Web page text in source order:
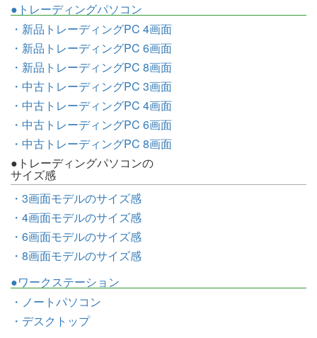
●トレーディングパソコン
・新品トレーディングPC 4画面
・新品トレーディングPC 6画面
・新品トレーディングPC 8画面
・中古トレーディングPC 3画面
・中古トレーディングPC 4画面
・中古トレーディングPC 6画面
・中古トレーディングPC 8画面
●トレーディングパソコンの
サイズ感
・3画面モデルのサイズ感
・4画面モデルのサイズ感
・6画面モデルのサイズ感
・8画面モデルのサイズ感
●ワークステーション
・ノートパソコン
・デスクトップ